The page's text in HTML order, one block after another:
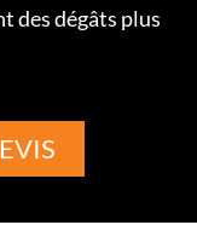
des dégâts plus